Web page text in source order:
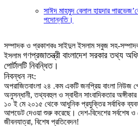
সাঈদ মাহমুদ বেলাল হায়দার
পদোন্নতি।
সম্পাদক ও প্রকাশকঃ সাইদুল ইসলাম সবুজ সহ-
ইসলামগণপ্রজাতন্ত্রী বাংলাদেশ সরকার তথ্য
পোর্টালটি নিবন্ধিত।
নিবন্ধন নং:
অপরাজিতবাংলা ২৪ .কম একটি জনপ্রিয় বাংলা নিউজ
অনুসন্ধানী, তথ্যবহুল ও স্বাধীন সাংবাদিকতার
১০ ই মে ২০১৫ থেকে আধুনিক প্রযুক্তির সর্বাধিক
আপডেট দেওয়া শুরু করেছে। দেশ-বিদেশের সর্বশেষ ও
জীবনযাত্রা, বিশেষ প্রতিবেদন!